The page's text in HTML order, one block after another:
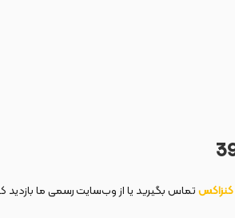
کنزاکستماس بگیرید یا از وب‌سایت رسمی ما